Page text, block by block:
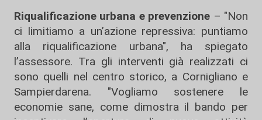
Riqualificazione urbana e prevenzione – "Non
ci limitiamo a un’azione repressiva: puntiamo
alla riqualificazione urbana", ha spiegato
l’assessore. Tra gli interventi già realizzati ci
sono quelli nel centro storico, a Cornigliano e
Sampierdarena. "Vogliamo sostenere le
economie sane, come dimostra il bando per